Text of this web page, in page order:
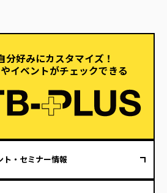
分好みにカスタマイズ！
イベントがチェックできる
ト・セミナー情報